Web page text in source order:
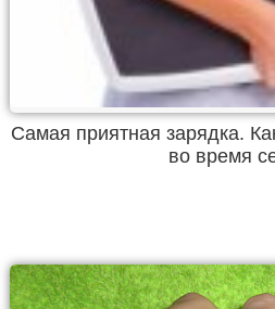
Самая приятная зарядка.
во время